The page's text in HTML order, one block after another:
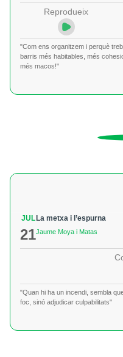
Reprodueix
"Com ens organitzem i perquè
barris més habitables, més
més macos!"
JUL
21
La metxa i l’espurna
Jaume Moya i Matas
"Quan hi ha un incendi, sembla
foc, sinó adjudicar culpabilitats"